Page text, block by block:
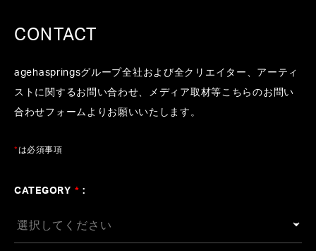
【Aimer】「第73回NHK紅白歌合戦」でビ
CONTACT
agehaspringsグループ全社および全クリエイター、アーティ
ストに関するお問い合わせ、メディア取材等こちらのお問い
合わせフォームよりお願いいたします。
*は必須事項
CATEGORY * :